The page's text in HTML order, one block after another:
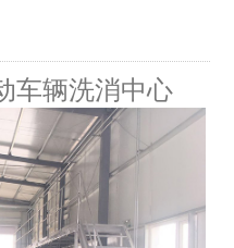
车辆洗消中心